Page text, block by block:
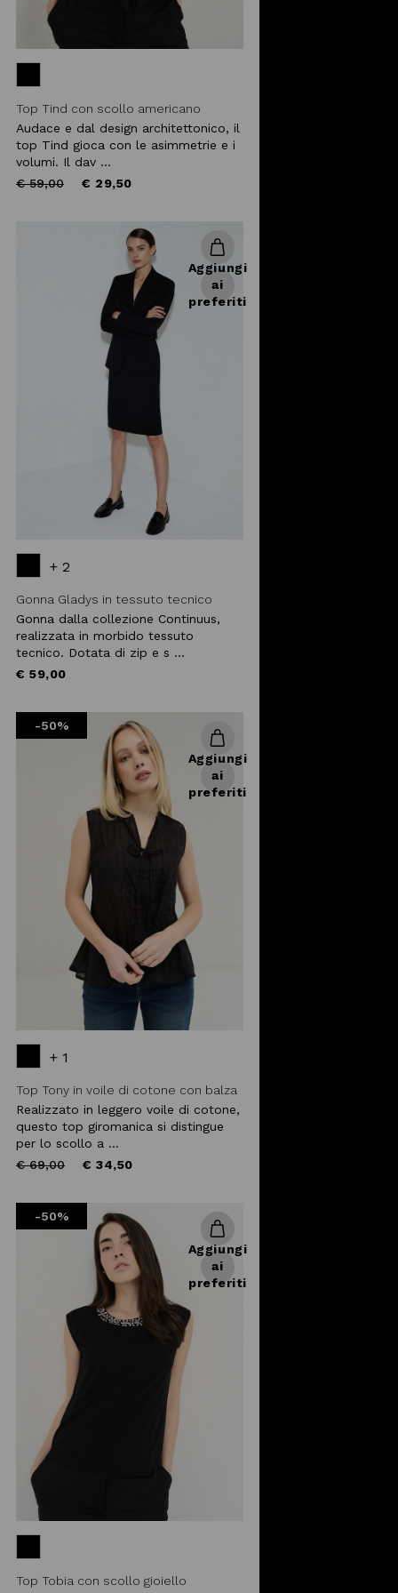
Top Tind con scollo americano
Audace e dal design architettonico, il
top Tind gioca con le asimmetrie e i
volumi. Il dav ...
Price
€ 59,00to € 29,50
Aggiungi
ai
preferiti
+ 2
Gonna Gladys in tessuto tecnico
Gonna dalla collezione Continuus,
realizzata in morbido tessuto
tecnico. Dotata di zip e s ...
€ 59,00
-50%
Aggiungi
ai
preferiti
+ 1
Top Tony in voile di cotone con balza
Realizzato in leggero voile di cotone,
questo top giromanica si distingue
per lo scollo a ...
Price
€ 69,00to € 34,50
-50%
Aggiungi
ai
preferiti
Top Tobia con scollo gioiello